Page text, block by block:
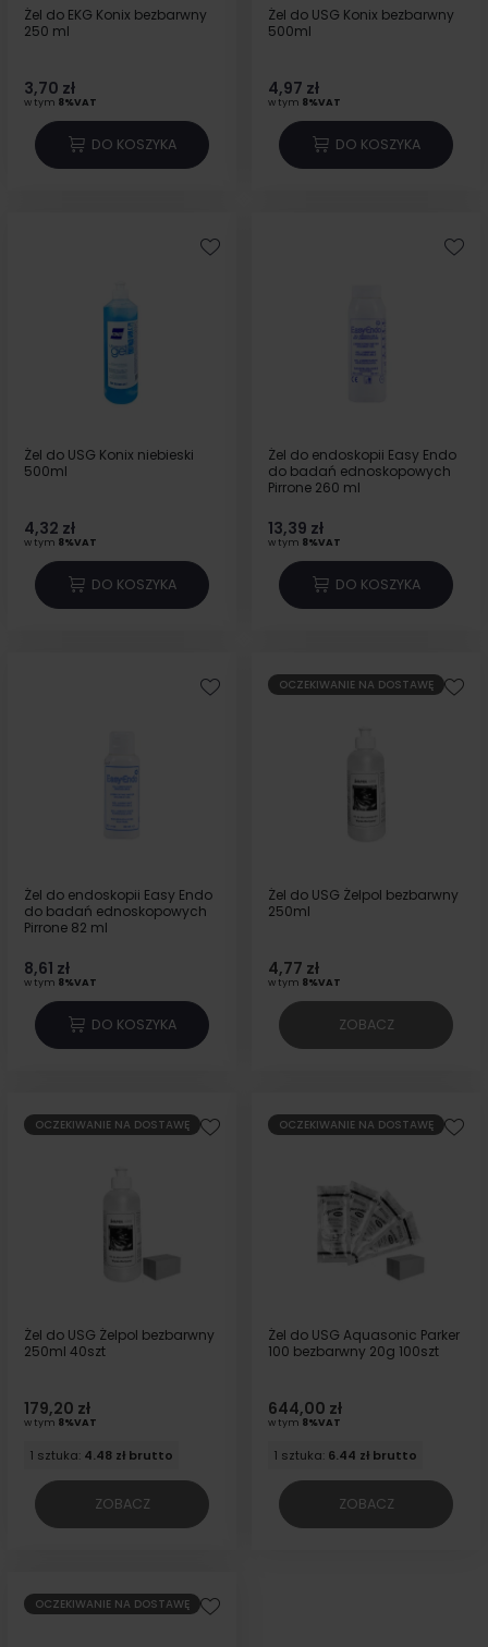
Żel do EKG Konix bezbarwny
250 ml
3,70 zł
w tym 8%VAT
DO KOSZYKA
Żel do USG Konix bezbarwny
500ml
4,97 zł
w tym 8%VAT
DO KOSZYKA
Żel do USG Konix niebieski
500ml
4,32 zł
w tym 8%VAT
DO KOSZYKA
Żel do endoskopii Easy Endo
do badań ednoskopowych
Pirrone 260 ml
13,39 zł
w tym 8%VAT
DO KOSZYKA
Żel do endoskopii Easy Endo
do badań ednoskopowych
Pirrone 82 ml
8,61 zł
w tym 8%VAT
DO KOSZYKA
OCZEKIWANIE NA DOSTAWĘ
Żel do USG Żelpol bezbarwny
250ml
4,77 zł
w tym 8%VAT
ZOBACZ
OCZEKIWANIE NA DOSTAWĘ
Żel do USG Żelpol bezbarwny
250ml 40szt
179,20 zł
w tym 8%VAT
1 sztuka: 4.48 zł brutto
ZOBACZ
OCZEKIWANIE NA DOSTAWĘ
Żel do USG Aquasonic Parker
100 bezbarwny 20g 100szt
644,00 zł
w tym 8%VAT
1 sztuka: 6.44 zł brutto
ZOBACZ
OCZEKIWANIE NA DOSTAWĘ